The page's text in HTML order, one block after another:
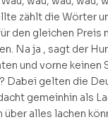
zählt die Wörter
den gleichen Preis
Na ja , sagt der
und vorne keinen
Dabei gelten die
gemeinhin als
alles lachen